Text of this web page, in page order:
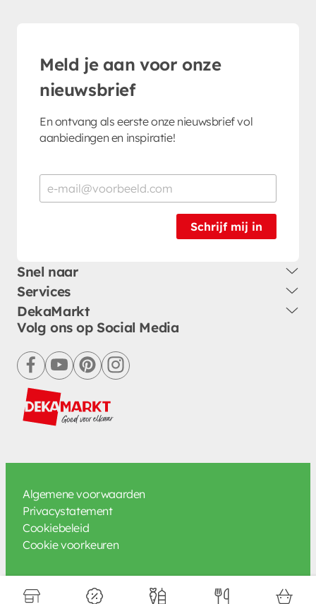
Meld je aan voor onze
nieuwsbrief
En ontvang als eerste onze nieuwsbrief vol
aanbiedingen en inspiratie!
Schrijf mij in
Snel naar
Services
DekaMarkt
Volg ons op Social Media
facebookyoutubepinterestinstagram
Algemene voorwaarden
Privacystatement
Cookiebeleid
Cookie voorkeuren